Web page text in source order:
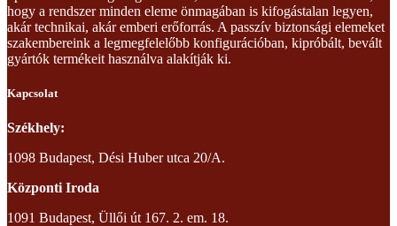
hogy a rendszer minden eleme önmagában is kifogástalan legyen,
akár technikai, akár emberi erőforrás. A passzív biztonsági elemeket
szakembereink a legmegfelelőbb konfigurációban, kipróbált, bevált
gyártók termékeit használva alakítják ki.
Kapcsolat
Székhely:
1098 Budapest, Dési Huber utca 20/A.
Központi Iroda
1091 Budapest, Üllői út 167. 2. em. 18.